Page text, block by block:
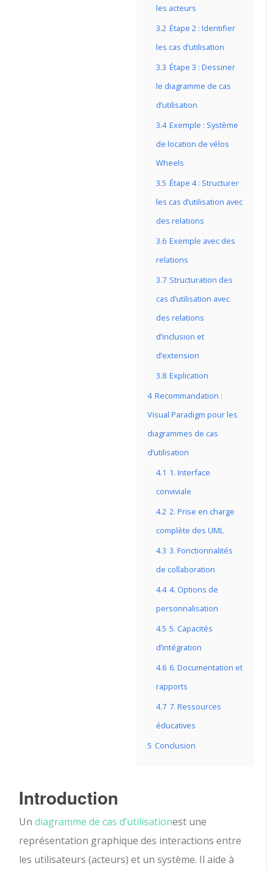
les acteurs
3.2 Étape 2 : Identifier
les cas d’utilisation
3.3 Étape 3 : Dessiner
le diagramme de cas
d’utilisation
3.4 Exemple : Système
de location de vélos
Wheels
3.5 Étape 4 : Structurer
les cas d’utilisation avec
des relations
3.6 Exemple avec des
relations
3.7 Structuration des
cas d’utilisation avec
des relations
d’inclusion et
d’extension
3.8 Explication
4 Recommandation :
Visual Paradigm pour les
diagrammes de cas
d’utilisation
4.1 1. Interface
conviviale
4.2 2. Prise en charge
complète des UML
4.3 3. Fonctionnalités
de collaboration
4.4 4. Options de
personnalisation
4.5 5. Capacités
d’intégration
4.6 6. Documentation et
rapports
4.7 7. Ressources
éducatives
5 Conclusion
Introduction
Undiagramme de cas d’utilisationest une
représentation graphique des interactions entre
les utilisateurs (acteurs) et un système. Il aide à